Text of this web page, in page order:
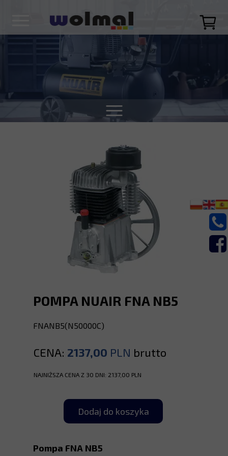
Dodaj do koszyka
FNANB5(N50000C)
Pompa FNA NB5
POMPA NUAIR FNA NB5
CENA: 2137,00 PLN brutto
NAJNIŻSZA CENA Z 30 DNI: 2137,00 PLN